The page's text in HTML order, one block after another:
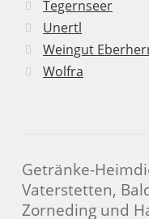
Tegernseer
Unertl
Weingut
Wolfra
Getränke-
Vaterstetten,
Zorneding und